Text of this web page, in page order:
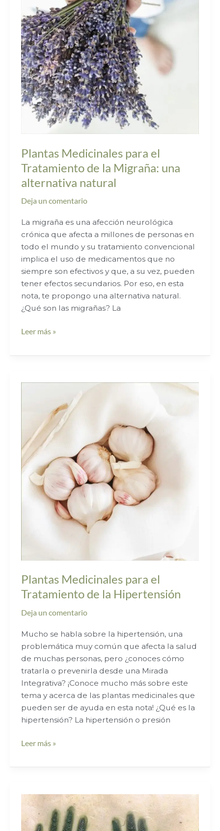
Plantas Medicinales para el
Tratamiento de la Migraña: una
alternativa natural
Deja un comentario
La migraña es una afección neurológica
crónica que afecta a millones de personas en
todo el mundo y su tratamiento convencional
implica el uso de medicamentos que no
siempre son efectivos y que, a su vez, pueden
tener efectos secundarios. Por eso, en esta
nota, te propongo una alternativa natural.
¿Qué son las migrañas? La
Tratamiento
de
la
Migraña:
una
alternativa
natural
Leer más »
Plantas Medicinales para el
Tratamiento de la Hipertensión
Deja un comentario
Mucho se habla sobre la hipertensión, una
problemática muy común que afecta la salud
de muchas personas, pero ¿conoces cómo
tratarla o prevenirla desde una Mirada
Integrativa? ¡Conoce mucho más sobre este
tema y acerca de las plantas medicinales que
pueden ser de ayuda en esta nota! ¿Qué es la
hipertensión? La hipertensión o presión
Tratamiento
de
la
Hipertensión
Leer más »
Plantas
medicinales
para